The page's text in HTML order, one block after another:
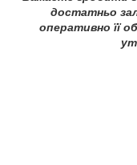
достатньо
оперативно її